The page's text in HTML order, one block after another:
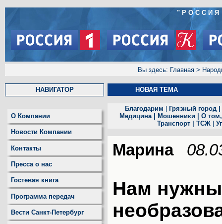
"РОССИЯ
Вы здесь: Главная >
НАВИГАТОР
О Компании
Новости Компании
Контакты
Пресса о нас
Гостевая книга
Программа передач
Вести Санкт-Петербург
НОВАЯ ТЕМА
Благодарим Грязный город|
Медицина| Мошенники
О
Транспорт| ТСЖ|
Марина
Нам нужны